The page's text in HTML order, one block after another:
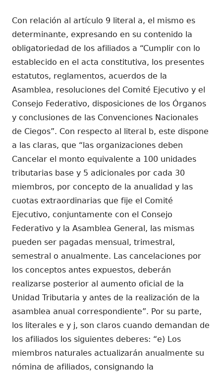
Con relación al artículo 9 literal a, el mismo es
determinante, expresando en su contenido la
obligatoriedad de los afiliados a “Cumplir con lo
establecido en el acta constitutiva, los presentes
estatutos, reglamentos, acuerdos de la
Asamblea, resoluciones del Comité Ejecutivo y el
Consejo Federativo, disposiciones de los Órganos
y conclusiones de las Convenciones Nacionales
de Ciegos”. Con respecto al literal b, este dispone
a las claras, que “las organizaciones deben
Cancelar el monto equivalente a 100 unidades
tributarias base y 5 adicionales por cada 30
miembros, por concepto de la anualidad y las
cuotas extraordinarias que fije el Comité
Ejecutivo, conjuntamente con el Consejo
Federativo y la Asamblea General, las mismas
pueden ser pagadas mensual, trimestral,
semestral o anualmente. Las cancelaciones por
los conceptos antes expuestos, deberán
realizarse posterior al aumento oficial de la
Unidad Tributaria y antes de la realización de la
asamblea anual correspondiente”. Por su parte,
los literales e y j, son claros cuando demandan de
los afiliados los siguientes deberes: “e) Los
miembros naturales actualizarán anualmente su
nómina de afiliados, consignando la